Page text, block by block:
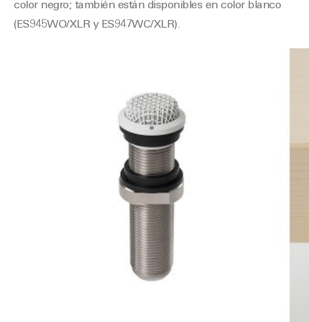
color negro; también están disponibles en color blanco
(ES945WO/XLR y ES947WC/XLR).